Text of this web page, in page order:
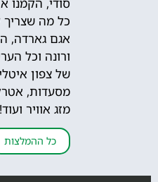
סודי, הקמנו
כל מה שצריך
אגם גארדה,
ורונה וכל
של צפון
מסעדות,
מזג אוויר ועוד!
כל ההמלצות